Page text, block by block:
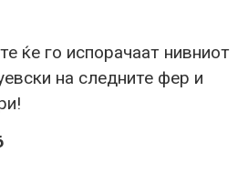
ќе го испорачаат нивниот
на следните фер и